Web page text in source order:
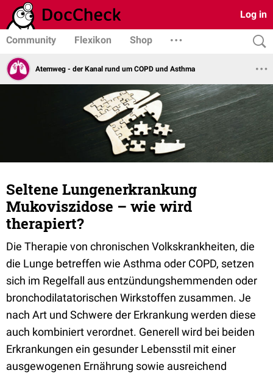
Log in
Community Flexikon Shop
Atemweg - der Kanal rund um COPD und Asthma
Seltene Lungenerkrankung
Mukoviszidose – wie wird
therapiert?
Die Therapie von chronischen Volkskrankheiten, die
die Lunge betreffen wie Asthma oder COPD, setzen
sich im Regelfall aus entzündungshemmenden oder
bronchodilatatorischen Wirkstoffen zusammen. Je
nach Art und Schwere der Erkrankung werden diese
auch kombiniert verordnet. Generell wird bei beiden
Erkrankungen ein gesunder Lebensstil mit einer
ausgewogenen Ernährung sowie ausreichend